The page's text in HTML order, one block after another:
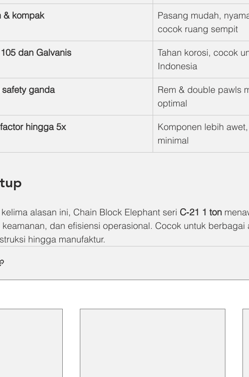
& kompak
Pasang mudah,
cocok ruang sempit
dan Galvanis
Tahan korosi, cocok
Indonesia
safety ganda
Rem & double pawls
optimal
hingga 5x
Komponen lebih
minimal
alasan ini, Chain Block Elephant seri C‑21 1 ton
keamanan, dan efisiensi operasional. Cocok untuk berbagai
hingga manufaktur.